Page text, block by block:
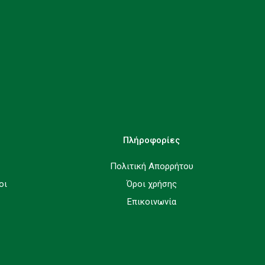
Πλήροφορίες
Πολιτική Απορρήτου
Όροι χρήσης
Επικοινωνία